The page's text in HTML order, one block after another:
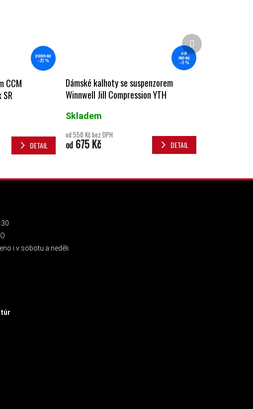
2 099 Kč
–20 %
CCM
DETAIL
od
749 Kč
–9 %
Dámské kalhoty se suspenzorem
Winnwell Jill Compression YTH
Skladem
od 558 Kč bez DPH
od675 Kč DETAIL
Další produkt
i v sobotu a neděli.